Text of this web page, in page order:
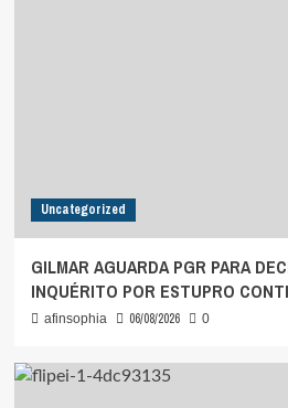
Uncategorized
GILMAR AGUARDA PGR PARA
INQUÉRITO POR ESTUPRO
afinsophia 06/08/2026 0